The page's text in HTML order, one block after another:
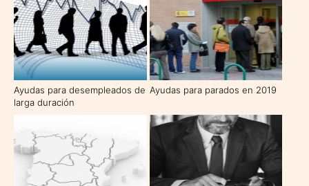
Ayudas para desempleados de
larga duración
Ayudas para parados en 2019